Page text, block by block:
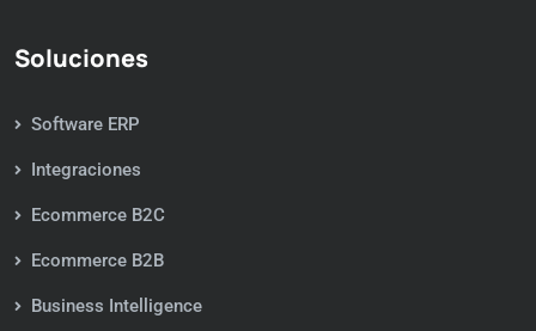
Soluciones
Software ERP
Integraciones
Ecommerce B2C
Ecommerce B2B
Business Intelligence